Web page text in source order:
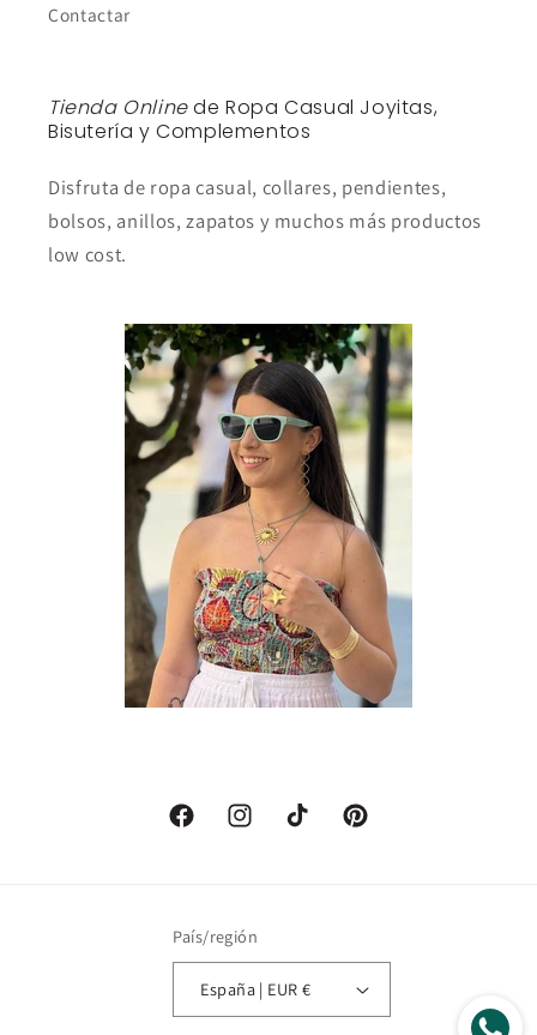
Contactar
Tienda Onlinede Ropa Casual Joyitas,
Bisutería y Complementos
Disfruta de ropa casual, collares, pendientes,
bolsos, anillos, zapatos y muchos más productos
low cost.
FacebookInstagramTikTok Pinterest
País/región
España | EUR €